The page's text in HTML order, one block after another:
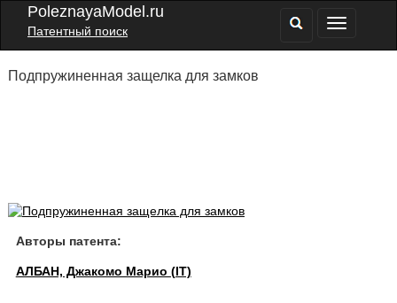
PoleznayaModel.ru
Патентный поиск
Подпружиненная защелка для замков
Авторы патента:
АЛБАН, Джакомо Марио (IT)